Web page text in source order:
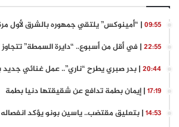
09:55 | “أمينوكس” يلتقي جمهوره بالشرق لأول
22:55 | في أقل من أسبوع.. “دايرة السمطة”
20:44 | بدر صبري يطرح “ناري”.. عمل غنائي
17:19 | إيمان بطمة تدافع عن شقيقتها دنيا بطمة
14:53 | بتعليق مقتضب.. ياسين بونو يؤكد